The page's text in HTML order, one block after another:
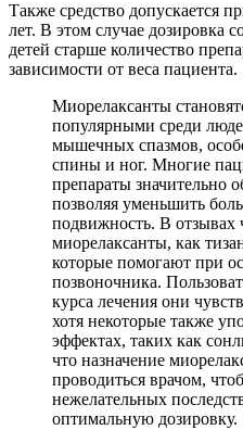
Также средство допускается
лет. В этом случае дозировка
детей старше количество
зависимости от веса пациента.
Миорелаксанты
популярными среди
мышечных спазмов,
спины и ног. Многие
препараты значительно
позволяя уменьшить
подвижность. В отзывах
миорелаксанты, как
которые помогают при
позвоночника.
курса лечения они
хотя некоторые также
эффектах, таких как
что назначение
проводиться врачом,
нежелательных
оптимальную дозировку.